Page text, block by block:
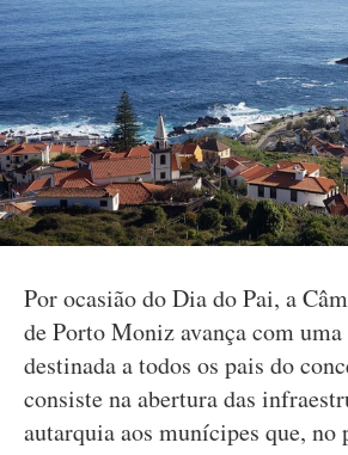
Por ocasião do Dia do Pai, a
de Porto Moniz avança com uma
destinada a todos os pais do
consiste na abertura das
autarquia aos munícipes que, no